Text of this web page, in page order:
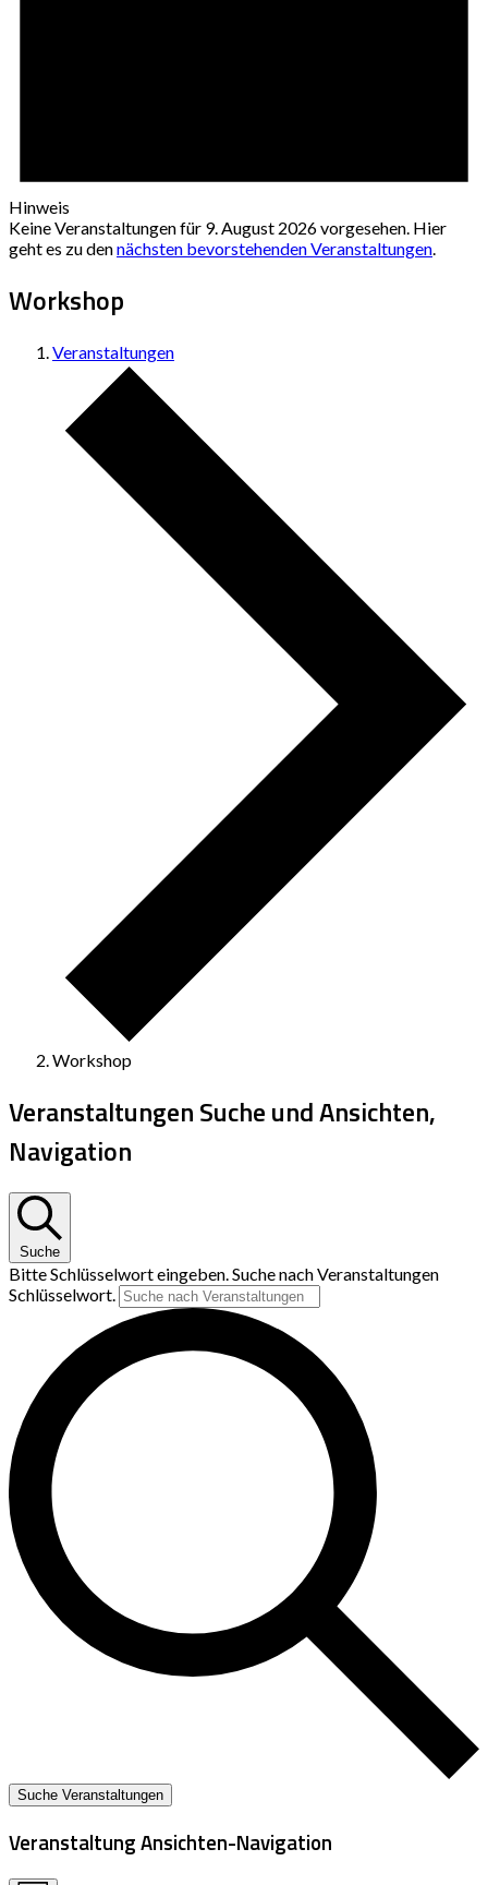
Hinweis
Keine Veranstaltungen für 9. August 2026 vorgesehen. Hier
geht es zu dennächsten bevorstehenden Veranstaltungen.
Workshop
Veranstaltungen
Workshop
Veranstaltungen Suche und Ansichten,
Navigation
Suche
Bitte Schlüsselwort eingeben. Suche nach Veranstaltungen
Schlüsselwort.
Suche Veranstaltungen
Veranstaltung Ansichten-Navigation